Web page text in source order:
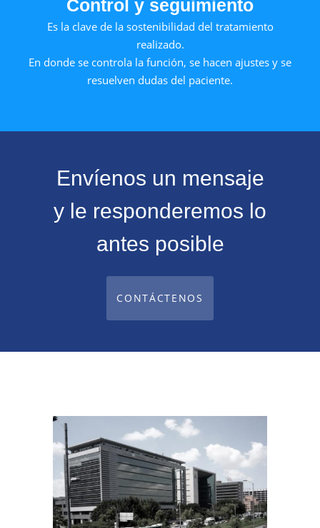
Control y seguimiento
Es la clave de la sostenibilidad del tratamiento
realizado.
En donde se controla la función, se hacen ajustes y se
resuelven dudas del paciente.
Envíenos un mensaje
y le responderemos lo
antes posible
CONTÁCTENOS